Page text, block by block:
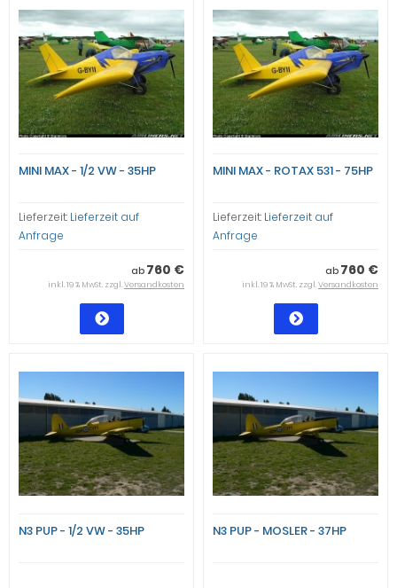
MINI MAX - 1/2 VW - 35HP
Lieferzeit: Lieferzeit auf
Anfrage
ab 760 €
inkl. 19 % MwSt. zzgl.Versandkosten
MINI MAX - ROTAX 531 - 75HP
Lieferzeit: Lieferzeit auf
Anfrage
ab 760 €
inkl. 19 % MwSt. zzgl.Versandkosten
N3 PUP - 1/2 VW - 35HP N3 PUP - MOSLER - 37HP